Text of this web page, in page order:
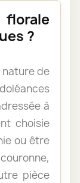
?
nature de
à
choisie
ou être
pièce